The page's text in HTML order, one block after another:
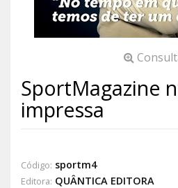
SportMagazine
impressa
Código: sportm4
Editora: QUÂNTICA EDITORA